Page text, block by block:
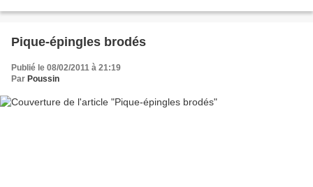
Pique-épingles brodés
Publié le 08/02/2011 à 21:19
Par Poussin